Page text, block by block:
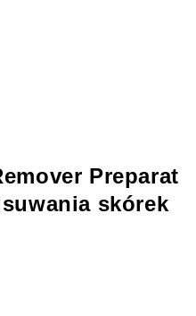
Preparat
skórek